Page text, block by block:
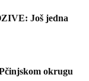
Još jedna
okrugu